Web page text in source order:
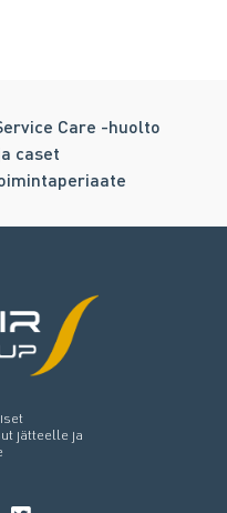
Care -huolto
caset
jätteelle ja